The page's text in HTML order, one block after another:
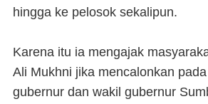
hingga ke pelosok sekalipun.
Karena itu ia mengajak
Ali Mukhni jika mencalonkan
gubernur dan wakil gubernur